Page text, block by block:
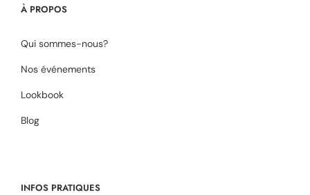
À PROPOS
Qui sommes-nous?
Nos événements
Lookbook
Blog
INFOS PRATIQUES